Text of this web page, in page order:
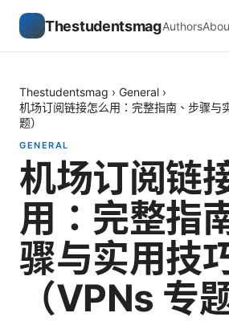
ThestudentsmagAuthors
Thestudentsmag › General ›
机场订阅链接怎么用：完整指南、步骤与
题）
GENERAL
机场订阅链
用：完整指
骤与实用技
（VPNs 专题